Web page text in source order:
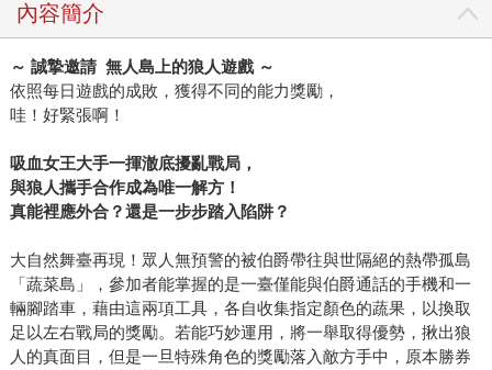
內容簡介
～ 誠摯邀請 無人島上的狼人遊戲 ～
依照每日遊戲的成敗，獲得不同的能力獎勵，
哇！好緊張啊！
吸血女王大手一揮澈底擾亂戰局，
與狼人攜手合作成為唯一解方！
真能裡應外合？還是一步步踏入陷阱？
大自然舞臺再現！眾人無預警的被伯爵帶往與世隔絕的熱帶孤島
「蔬菜島」，參加者能掌握的是一臺僅能與伯爵通話的手機和一
輛腳踏車，藉由這兩項工具，各自收集指定顏色的蔬果，以換取
足以左右戰局的獎勵。若能巧妙運用，將一舉取得優勢，揪出狼
人的真面目，但是一旦特殊角色的獎勵落入敵方手中，原本勝券